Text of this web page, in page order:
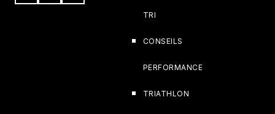
TRI
CONSEILS
PERFORMANCE
TRIATHLON